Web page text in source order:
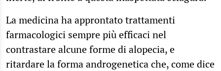
La medicina ha approntato trattamenti
farmacologici sempre più efficaci nel
contrastare alcune forme di alopecia, e
ritardare la forma androgenetica che, come dice